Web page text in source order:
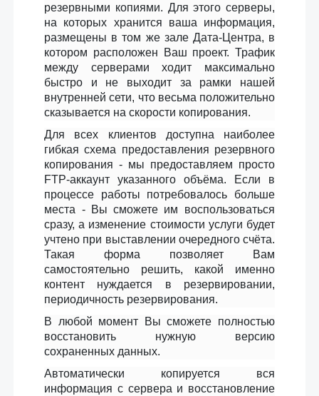
резервными копиями. Для этого серверы,
на которых хранится ваша информация,
размещены в том же зале Дата-Центра, в
котором расположен Ваш проект. Трафик
между серверами ходит максимально
быстро и не выходит за рамки нашей
внутренней сети, что весьма положительно
сказывается на скорости копирования.
Для всех клиентов доступна наиболее
гибкая схема предоставления резервного
копирования - мы предоставляем просто
FTP-аккаунт указанного объёма. Если в
процессе работы потребовалось больше
места - Вы сможете им воспользоваться
сразу, а изменение стоимости услуги будет
учтено при выставлении очередного счёта.
Такая форма позволяет Вам
самостоятельно решить, какой именно
контент нуждается в резервировании,
периодичность резервирования.
В любой момент Вы сможете полностью
восстановить нужную версию
сохраненных данных.
Aвтоматически копируется вся
информация с сервера и восстановление